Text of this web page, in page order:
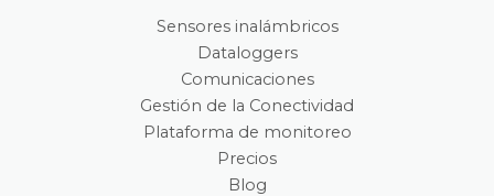
Sensores inalámbricos
Dataloggers
Comunicaciones
Gestión de la Conectividad
Plataforma de monitoreo
Precios
Blog